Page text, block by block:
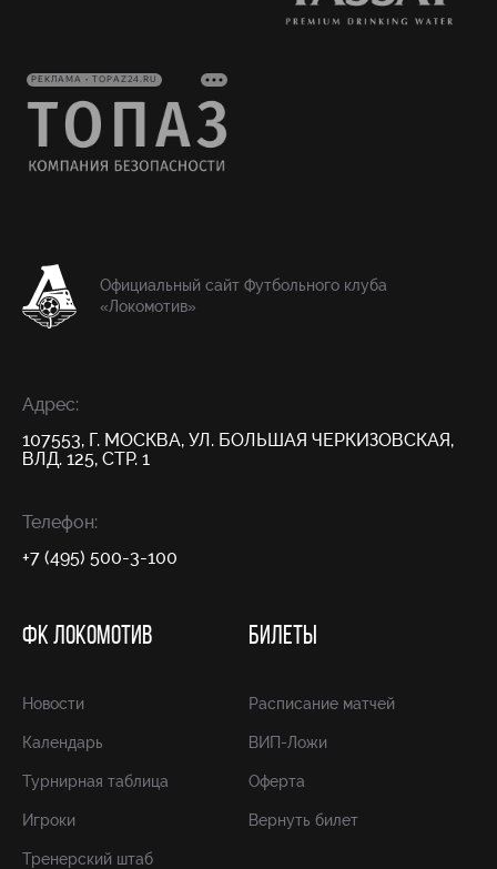
РЕКЛАМА • TOPAZ24.RU
Официальный сайт Футбольного клуба
«Локомотив»
Адрес:
107553, Г. МОСКВА, УЛ. БОЛЬШАЯ ЧЕРКИЗОВСКАЯ,
ВЛД. 125, СТР. 1
Телефон:
+7 (495) 500-3-100
ФК ЛОКОМОТИВ
Новости
Календарь
Турнирная таблица
Игроки
Тренерский штаб
БИЛЕТЫ
Расписание матчей
ВИП-Ложи
Оферта
Вернуть билет